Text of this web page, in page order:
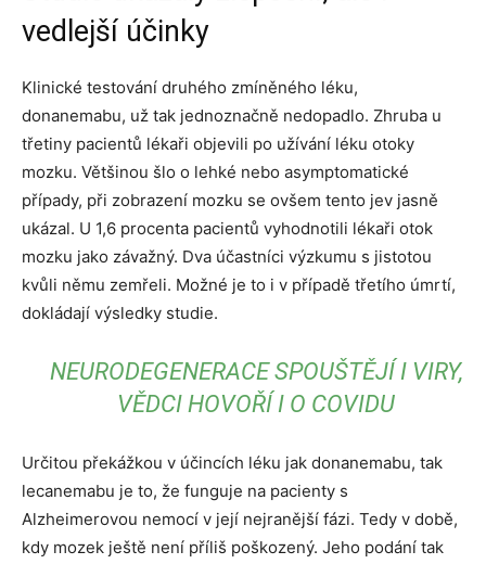
vedlejší účinky
Klinické testování druhého zmíněného léku,
donanemabu, už tak jednoznačně nedopadlo. Zhruba u
třetiny pacientů lékaři objevili po užívání léku otoky
mozku. Většinou šlo o lehké nebo asymptomatické
případy, při zobrazení mozku se ovšem tento jev jasně
ukázal. U 1,6 procenta pacientů vyhodnotili lékaři otok
mozku jako závažný. Dva účastníci výzkumu s jistotou
kvůli němu zemřeli. Možné je to i v případě třetího úmrtí,
dokládají výsledky studie.
NEURODEGENERACE SPOUŠTĚJÍ I VIRY,
VĚDCI HOVOŘÍ I O COVIDU
Určitou překážkou v účincích léku jak donanemabu, tak
lecanemabu je to, že funguje na pacienty s
Alzheimerovou nemocí v její nejranější fázi. Tedy v době,
kdy mozek ještě není příliš poškozený. Jeho podání tak